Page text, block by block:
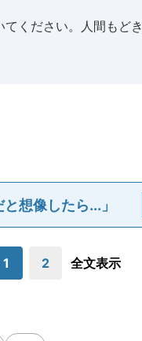
てください。人間もど
と想像したら...」
1 2 全文表示